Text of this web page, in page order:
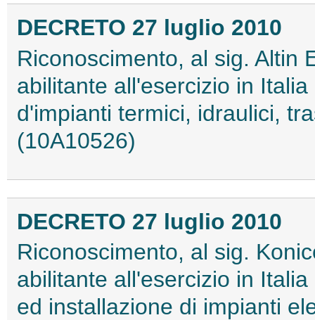
DECRETO 27 luglio 2010
Riconoscimento, al sig. Altin
abilitante all'esercizio in
d'impianti termici, idraulici,
(10A10526)
DECRETO 27 luglio 2010
Riconoscimento, al sig.
abilitante all'esercizio in
ed installazione di impianti